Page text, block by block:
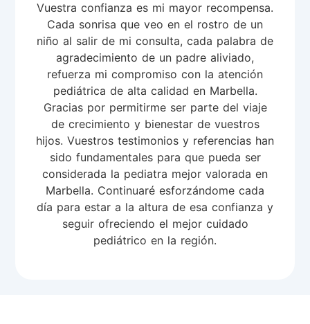
Vuestra confianza es mi mayor recompensa.
Cada sonrisa que veo en el rostro de un
niño al salir de mi consulta, cada palabra de
agradecimiento de un padre aliviado,
refuerza mi compromiso con la atención
pediátrica de alta calidad en Marbella.
Gracias por permitirme ser parte del viaje
de crecimiento y bienestar de vuestros
hijos. Vuestros testimonios y referencias han
sido fundamentales para que pueda ser
considerada la pediatra mejor valorada en
Marbella. Continuaré esforzándome cada
día para estar a la altura de esa confianza y
seguir ofreciendo el mejor cuidado
pediátrico en la región.